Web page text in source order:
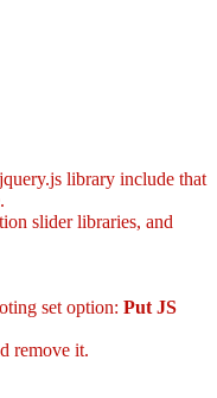
library include that
slider libraries, and
set option: Put JS
remove it.